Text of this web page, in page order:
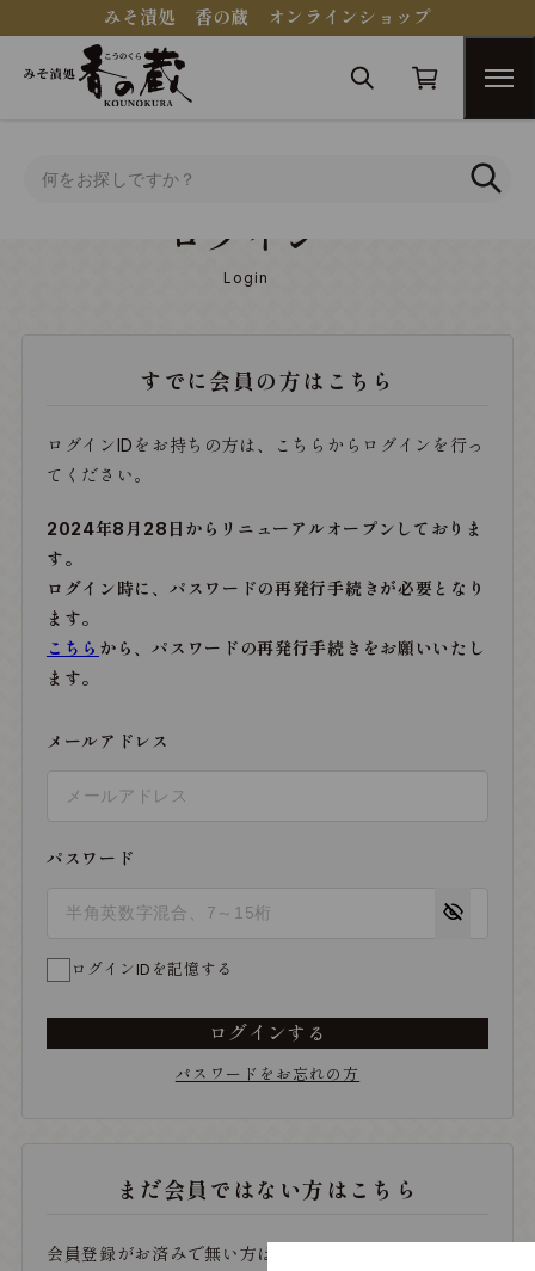
みそ漬処 香の蔵 オンラインショップ
ログイン
Login
すでに会員の方はこちら
ログインIDをお持ちの方は、こちらからログインを行っ
てください。
2024年8月28日からリニューアルオープンしておりま
す。
ログイン時に、パスワードの再発行手続きが必要となり
ます。
こちら から、パスワードの再発行手続きをお願いいたし
ます。
メールアドレス
パスワード
ログインIDを記憶する
ログインする
パスワードをお忘れの方
まだ会員ではない方はこちら
会員登録がお済みで無い方は、こちらから登録をお願い